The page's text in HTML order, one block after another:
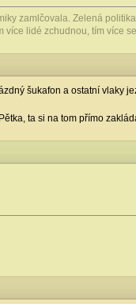
zamlčovala. Zelená
lidé zchudnou, tím více
šukafon a ostatní vlaky
ta si na tom přímo